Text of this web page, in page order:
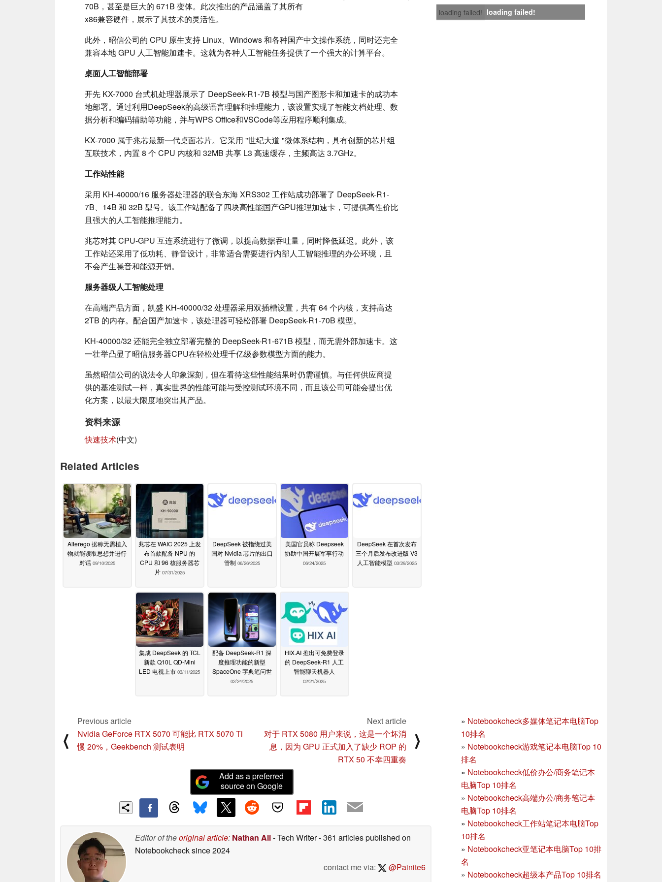
loading failed! loading failed!
70B，甚至是巨大的 671B 变体。此次推出的产品涵盖了其所有
x86兼容硬件，展示了其技术的灵活性。
此外，昭信公司的 CPU 原生支持 Linux、Windows 和各种国产中文操作系统，同时还完全
兼容本地 GPU 人工智能加速卡。这就为各种人工智能任务提供了一个强大的计算平台。
桌面人工智能部署
开先 KX-7000 台式机处理器展示了 DeepSeek-R1-7B 模型与国产图形卡和加速卡的成功本
地部署。通过利用DeepSeek的高级语言理解和推理能力，该设置实现了智能文档处理、数
据分析和编码辅助等功能，并与WPS Office和VSCode等应用程序顺利集成。
KX-7000 属于兆芯最新一代桌面芯片。它采用 "世纪大道 "微体系结构，具有创新的芯片组
互联技术，内置 8 个 CPU 内核和 32MB 共享 L3 高速缓存，主频高达 3.7GHz。
工作站性能
采用 KH-40000/16 服务器处理器的联合东海 XRS302 工作站成功部署了 DeepSeek-R1-
7B、14B 和 32B 型号。该工作站配备了四块高性能国产GPU推理加速卡，可提供高性价比
且强大的人工智能推理能力。
兆芯对其 CPU-GPU 互连系统进行了微调，以提高数据吞吐量，同时降低延迟。此外，该
工作站还采用了低功耗、静音设计，非常适合需要进行内部人工智能推理的办公环境，且
不会产生噪音和能源开销。
服务器级人工智能处理
在高端产品方面，凯盛 KH-40000/32 处理器采用双插槽设置，共有 64 个内核，支持高达
2TB 的内存。配合国产加速卡，该处理器可轻松部署 DeepSeek-R1-70B 模型。
KH-40000/32 还能完全独立部署完整的 DeepSeek-R1-671B 模型，而无需外部加速卡。这
一壮举凸显了昭信服务器CPU在轻松处理千亿级参数模型方面的能力。
虽然昭信公司的说法令人印象深刻，但在看待这些性能结果时仍需谨慎。与任何供应商提
供的基准测试一样，真实世界的性能可能与受控测试环境不同，而且该公司可能会提出优
化方案，以最大限度地突出其产品。
资料来源
快速技术(中文)
Related Articles
Alterego 据称无需植入
物就能读取思想并进行
对话 09/10/2025
兆芯在 WAIC 2025 上发
布首款配备 NPU 的
CPU 和 96 核服务器芯
片 07/31/2025
DeepSeek 被指绕过美
国对 Nvidia 芯片的出口
管制 06/26/2025
美国官员称 Deepseek
协助中国开展军事行动
06/24/2025
DeepSeek 在首次发布
三个月后发布改进版 V3
人工智能模型 03/29/2025
集成 DeepSeek 的 TCL
新款 Q10L QD-Mini
LED 电视上市 03/11/2025
配备 DeepSeek-R1 深
度推理功能的新型
SpaceOne 字典笔问世
02/24/2025
HIX.AI 推出可免费登录
的 DeepSeek-R1 人工
智能聊天机器人
02/21/2025
» Notebookcheck多媒体笔记本电脑Top
10排名
» Notebookcheck游戏笔记本电脑Top 10
排名
» Notebookcheck低价办公/商务笔记本
电脑Top 10排名
» Notebookcheck高端办公/商务笔记本
电脑Top 10排名
» Notebookcheck工作站笔记本电脑Top
10排名
» Notebookcheck亚笔记本电脑Top 10排
名
» Notebookcheck超级本产品Top 10排名
⟨
Previous article
Nvidia GeForce RTX 5070 可能比 RTX 5070 Ti
慢 20%，Geekbench 测试表明
Next article
对于 RTX 5080 用户来说，这是一个坏消
息，因为 GPU 正式加入了缺少 ROP 的
RTX 50 不幸四重奏
⟩
Add as a preferred
source on Google
Editor of theoriginal article: Nathan Ali- Tech Writer- 361 articles published on
Notebookchecksince 2024
contact me via:
@Painite6